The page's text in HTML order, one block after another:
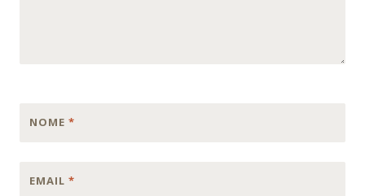
NOME *
EMAIL *